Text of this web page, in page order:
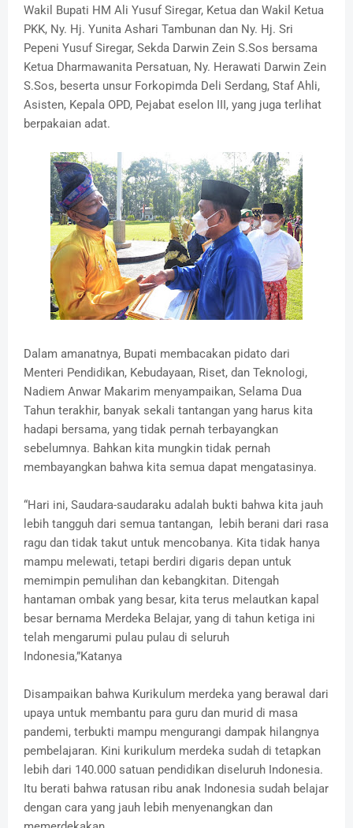
Wakil Bupati HM Ali Yusuf Siregar, Ketua dan Wakil Ketua
PKK, Ny. Hj. Yunita Ashari Tambunan dan Ny. Hj. Sri
Pepeni Yusuf Siregar, Sekda Darwin Zein S.Sos bersama
Ketua Dharmawanita Persatuan, Ny. Herawati Darwin Zein
S.Sos, beserta unsur Forkopimda Deli Serdang, Staf Ahli,
Asisten, Kepala OPD, Pejabat eselon III, yang juga terlihat
berpakaian adat.
Dalam amanatnya, Bupati membacakan pidato dari
Menteri Pendidikan, Kebudayaan, Riset, dan Teknologi,
Nadiem Anwar Makarim menyampaikan, Selama Dua
Tahun terakhir, banyak sekali tantangan yang harus kita
hadapi bersama, yang tidak pernah terbayangkan
sebelumnya. Bahkan kita mungkin tidak pernah
membayangkan bahwa kita semua dapat mengatasinya.
“Hari ini, Saudara-saudaraku adalah bukti bahwa kita jauh
lebih tangguh dari semua tantangan, lebih berani dari rasa
ragu dan tidak takut untuk mencobanya. Kita tidak hanya
mampu melewati, tetapi berdiri digaris depan untuk
memimpin pemulihan dan kebangkitan. Ditengah
hantaman ombak yang besar, kita terus melautkan kapal
besar bernama Merdeka Belajar, yang di tahun ketiga ini
telah mengarumi pulau pulau di seluruh
Indonesia,”Katanya
Disampaikan bahwa Kurikulum merdeka yang berawal dari
upaya untuk membantu para guru dan murid di masa
pandemi, terbukti mampu mengurangi dampak hilangnya
pembelajaran. Kini kurikulum merdeka sudah di tetapkan
lebih dari 140.000 satuan pendidikan diseluruh Indonesia.
Itu berati bahwa ratusan ribu anak Indonesia sudah belajar
dengan cara yang jauh lebih menyenangkan dan